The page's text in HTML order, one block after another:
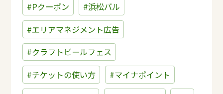
#Pクーポン
#浜松バル
#エリアマネジメント広告
#クラフトビールフェス
#チケットの使い方
#マイナポイント